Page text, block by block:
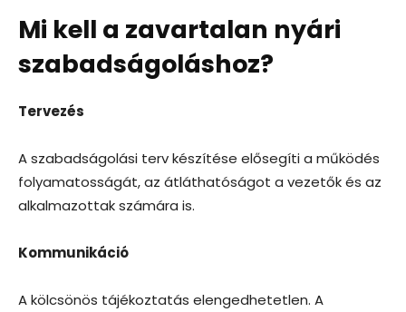
Mi kell a zavartalan nyári
szabadságoláshoz?
Tervezés
A szabadságolási terv készítése elősegíti a működés
folyamatosságát, az átláthatóságot a vezetők és az
alkalmazottak számára is.
Kommunikáció
A kölcsönös tájékoztatás elengedhetetlen. A